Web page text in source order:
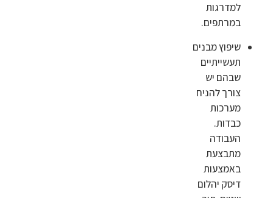
למדרגות
במרתפים.
שיפוץ מבנים
תעשייתיים
שבהם יש
צורך להניח
מערכות
כבדות.
העבודה
מתבצעת
באמצעות
דיסק יהלום